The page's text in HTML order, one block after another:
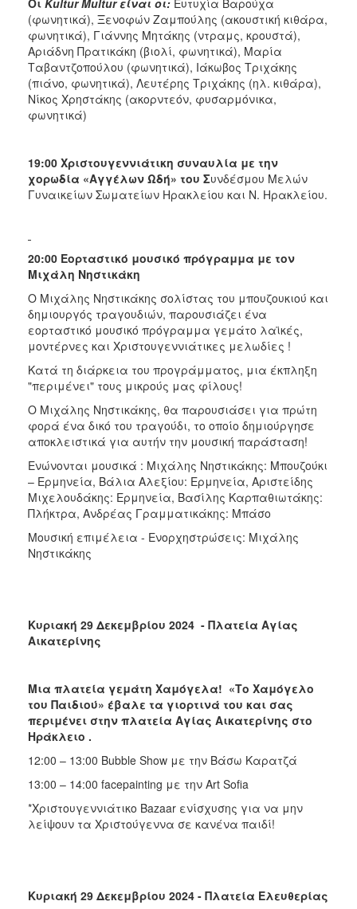
(φωνητικά), Ξενοφών Ζαμπούλης (ακουστική κιθάρα,
φωνητικά), Γιάννης Μητάκης (ντραμς, κρουστά),
Αριάδνη Πρατικάκη (βιολί, φωνητικά), Μαρία
Ταβαντζοπούλου (φωνητικά), Ιάκωβος Τριχάκης
(πιάνο, φωνητικά), Λευτέρης Τριχάκης (ηλ. κιθάρα),
Νίκος Χρηστάκης (ακορντεόν, φυσαρμόνικα,
φωνητικά)
19:00 Χριστουγεννιάτικη συναυλία με την
χορωδία «Αγγέλων Ωδή» του Συνδέσμου Μελών
Γυναικείων Σωματείων Ηρακλείου και Ν. Ηρακλείου.
20:00 Εορταστικό μουσικό πρόγραμμα με τον
Μιχάλη Νηστικάκη
Ο Μιχάλης Νηστικάκης σολίστας του μπουζουκιού και
δημιουργός τραγουδιών, παρουσιάζει ένα
εορταστικό μουσικό πρόγραμμα γεμάτο λαϊκές,
μοντέρνες και Χριστουγεννιάτικες μελωδίες !
Κατά τη διάρκεια του προγράμματος, μια έκπληξη
"περιμένει" τους μικρούς μας φίλους!
Ο Μιχάλης Νηστικάκης, θα παρουσιάσει για πρώτη
φορά ένα δικό του τραγούδι, το οποίο δημιούργησε
αποκλειστικά για αυτήν την μουσική παράσταση!
Ενώνονται μουσικά : Μιχάλης Νηστικάκης: Μπουζούκι
– Ερμηνεία, Βάλια Αλεξίου: Ερμηνεία, Αριστείδης
Μιχελουδάκης: Ερμηνεία, Βασίλης Καρπαθιωτάκης:
Πλήκτρα, Ανδρέας Γραμματικάκης: Μπάσο
Μουσική επιμέλεια - Ενορχηστρώσεις: Μιχάλης
Νηστικάκης
Κυριακή 29 Δεκεμβρίου 2024 - Πλατεία Αγίας
Αικατερίνης
Μια πλατεία γεμάτη Χαμόγελα! «Το Χαμόγελο
του Παιδιού» έβαλε τα γιορτινά του και σας
περιμένει στην πλατεία Αγίας Αικατερίνης στο
Ηράκλειο .
12:00 – 13:00 Bubble Show με την Βάσω Καρατζά
13:00 – 14:00 facepainting με την Art Sofia
*Χριστουγεννιάτικο Bazaar ενίσχυσης για να μην
λείψουν τα Χριστούγεννα σε κανένα παιδί!
Κυριακή 29 Δεκεμβρίου 2024 - Πλατεία Ελευθερίας